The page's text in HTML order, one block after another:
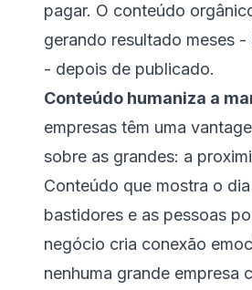
pagar. O conteúdo
gerando resultado meses -
- depois de publicado.
Conteúdo humaniza a
empresas têm uma
sobre as grandes: a
Conteúdo que mostra o
bastidores e as pessoas
negócio cria conexão
nenhuma grande empresa